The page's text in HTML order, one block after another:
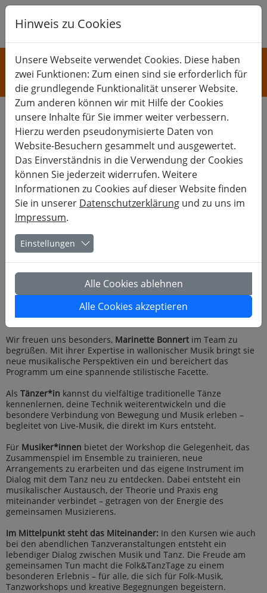
K B
KULTUR
Musik und Tanz
28. Fürstenecker Folk&TanzTage
Folktanz und Tanzmusik – zwei, die ohne einander nicht
können…
Auch 2026 laden die Folk&TanzTage wieder dazu ein, Musik
und Tanz hautnah zu erleben. In einer offenen Atmosphäre
voneinander zu lernen, sich auszutauschen und gemeinsam
unvergessliche Momente zu gestalten.
Dieser Folk- und Tanzkurs bietet Raum für kreative
Entwicklung, neue Impulse und persönliche Begegnungen. Ob
dutanztodermusizierst– hier findest du den passenden
Workshop, um dein Können zu erweitern und deine
Leidenschaft zu vertiefen.
Wir freuen uns besonders, Marinette Bonnert im Team zu
begrüßen. Mit ihrer Expertise in wallonischer Musik bringt sie
neue musikalische Perspektiven ein und bereichert das
Programm um eine spannende stilistische Facette.
Als Tänzer*in kannst du vielfältige traditionelle Tänze
kennenlernen, deine Technik weiterentwickeln und die
besondere Verbindung von Bewegung und Musik erleben –
begleitet von Live-Musik, die direkt im Kurs entsteht.
Für Musiker*innen bietet der Workshop die Gelegenheit, das
Zusammenspiel im Ensemble zu trainieren, neue
Arrangements zu erarbeiten und das eigene Instrument im
Dialog mit dem Tanz neu zu entdecken. Dabei entsteht ein
musikalischer Austausch, der Theorie und Praxis eng
miteinander verbindet – getragen von der Energie des
gemeinsamen Musizierens.
Im Mittelpunkt steht das Miteinander: In den Kursen wie auch
bei den abendlichen Tanzveranstaltungen entsteht ein
lebendiger Dialog zwischen Musik und Tanz. Die Freude am
gemeinsamen Tun macht die Folk&TanzTage zu einem
besonderen Erlebnis – für alle, die sich für Folk-Musik,
Tanzworkshops und kreative Begegnungen begeistern.
Hinweis zu Cookies
Unsere Webseite verwendet Cookies. Diese haben
zwei Funktionen: Zum einen sind sie erforderlich für
die grundlegende Funktionalität unserer Website.
Zum anderen können wir mit Hilfe der Cookies
unsere Inhalte für Sie immer weiter verbessern.
Hierzu werden pseudonymisierte Daten von
Website-Besuchern gesammelt und ausgewertet.
Das Einverständnis in die Verwendung der Cookies
können Sie jederzeit widerrufen. Weitere
Informationen zu Cookies auf dieser Website finden
Sie in unserer Datenschutzerklärung und zu uns im
Impressum.
Einstellungen
Alle Cookies ablehnen
Alle Cookies akzeptieren